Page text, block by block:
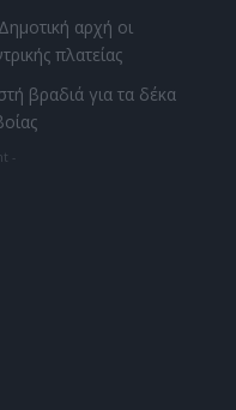
αρχή οι
πλατείας
βραδιά για τα δέκα
-